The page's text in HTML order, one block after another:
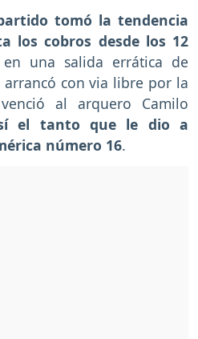
tomó la tendencia
los cobros desde los 12
una salida errática de
arrancó con via libre por la
al arquero Camilo
el tanto que le dio a
número 16.